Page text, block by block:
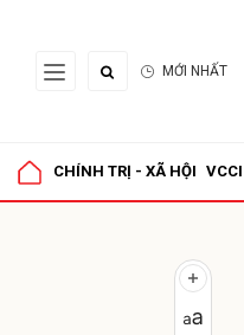
MỚI NHẤT
CHÍNH TRỊ - XÃ HỘI VCCI